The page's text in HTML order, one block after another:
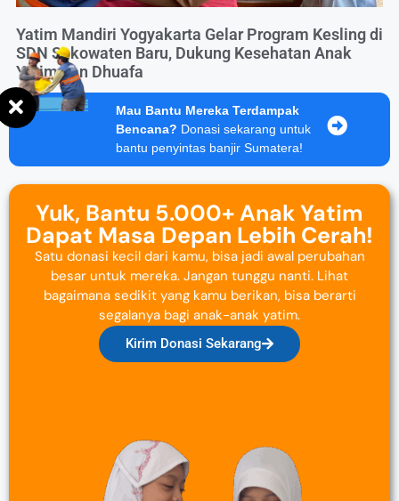
Yatim Mandiri Yogyakarta Gelar Program Kesling di
SDN Sokowaten Baru, Dukung Kesehatan Anak
Yatim dan Dhuafa
Mau Bantu Mereka Terdampak
Bencana? Donasi sekarang untuk
bantu penyintas banjir Sumatera!
Yuk, Bantu 5.000+ Anak Yatim
Dapat Masa Depan Lebih Cerah!
Satu donasi kecil dari kamu, bisa jadi awal perubahan
besar untuk mereka. Jangan tunggu nanti. Lihat
bagaimana sedikit yang kamu berikan, bisa berarti
segalanya bagi anak-anak yatim.
Kirim Donasi Sekarang